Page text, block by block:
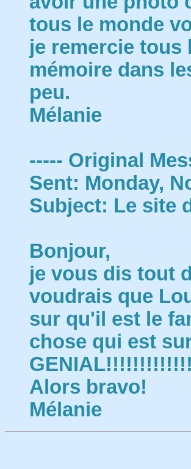
tous le monde
je remercie tous
mémoire dans
peu.
Mélanie
----- Original
Sent: Monday,
Subject: Le site
Bonjour,
je vous dis tout
voudrais que
sur qu'il est le
chose qui est
Alors bravo!
Mélanie